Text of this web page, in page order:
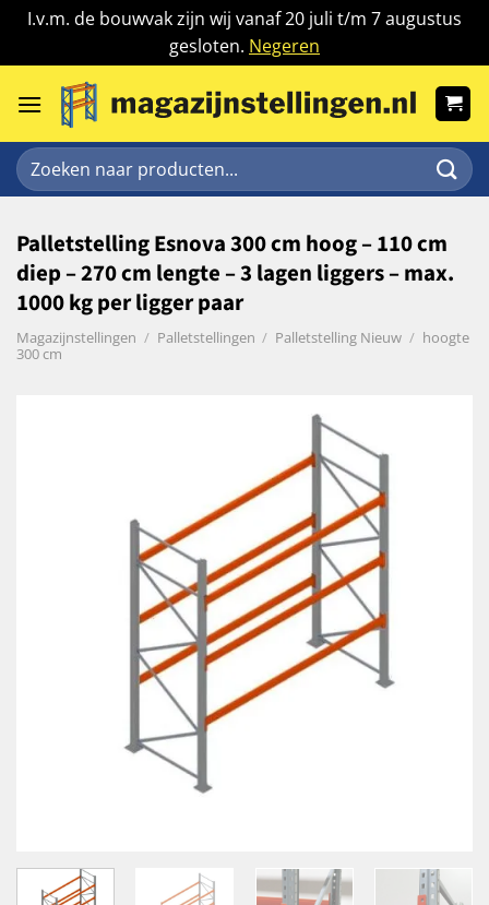
I.v.m. de bouwvak zijn wij vanaf 20 juli t/m 7 augustus
gesloten. Negeren
naar
Zoeken
naar:
Palletstelling Esnova 300 cm hoog – 110 cm
diep – 270 cm lengte – 3 lagen liggers – max.
1000 kg per ligger paar
Magazijnstellingen / Palletstellingen / Palletstelling Nieuw / hoogte
300 cm